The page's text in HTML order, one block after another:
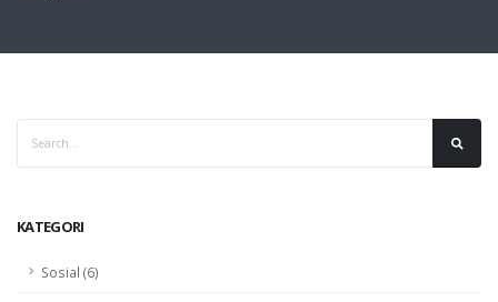
KATEGORI
Sosial (6)